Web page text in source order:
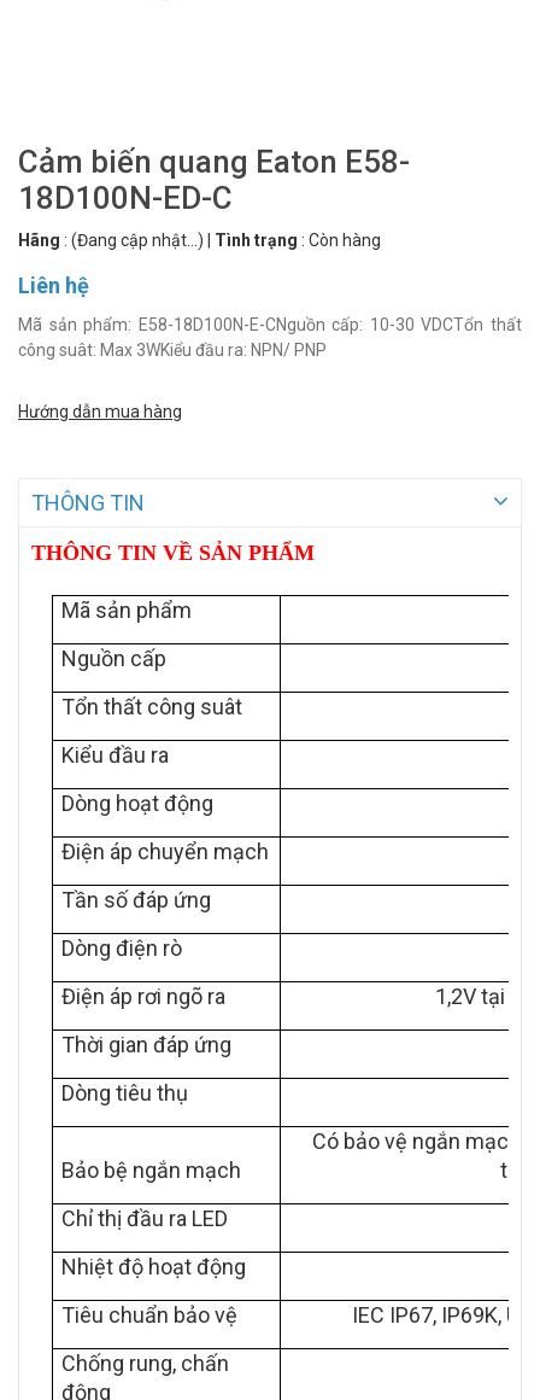
Cảm biến quang Eaton E58-
18D100N-ED-C
Hãng : (Đang cập nhật...) Tình trạng : Còn hàng
Liên hệ
Mã sản phẩm: E58-18D100N-E-CNguồn cấp: 10-30 VDCTổn thất
công suât: Max 3WKiểu đầu ra: NPN/ PNP
Hướng dẫn mua hàng
THÔNG TIN
THÔNG TIN VỀ SẢN PHẨM
Mã sản phẩm
Nguồn cấp
Tổn thất công suât
Kiểu đầu ra
Dòng hoạt động
Điện áp chuyển mạch
Tần số đáp ứng
Dòng điện rò
Điện áp rơi ngõ ra
1,2V tại
Thời gian đáp ứng
Dòng tiêu thụ
Bảo bệ ngắn mạch
Có bảo vệ ngắn mạch,
tức
Chỉ thị đầu ra LED
Nhiệt độ hoạt động
Tiêu chuẩn bảo vệ
IEC IP67, IP69K,
Chống rung, chấn
động